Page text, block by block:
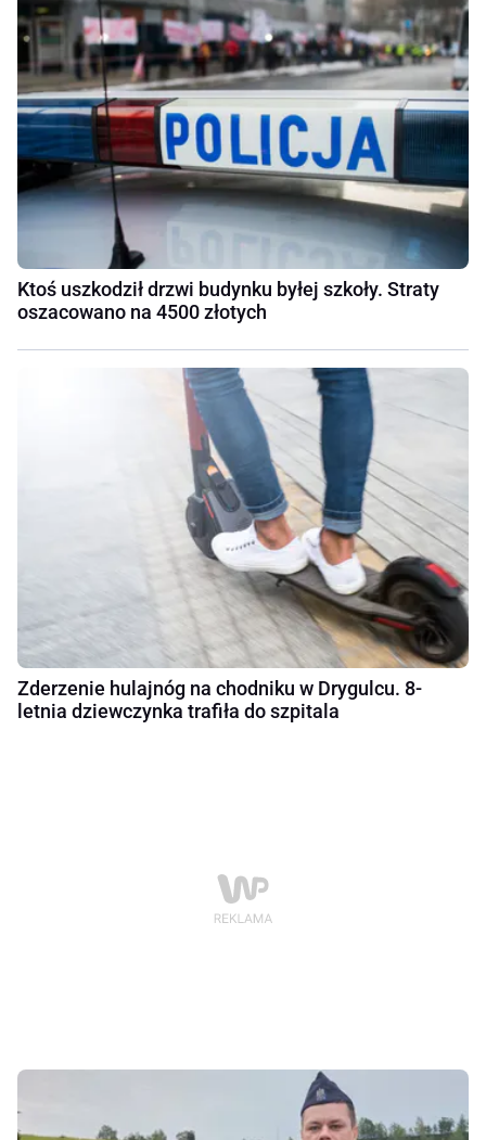
Ktoś uszkodził drzwi budynku byłej szkoły. Straty
oszacowano na 4500 złotych
Zderzenie hulajnóg na chodniku w Drygulcu. 8-
letnia dziewczynka trafiła do szpitala